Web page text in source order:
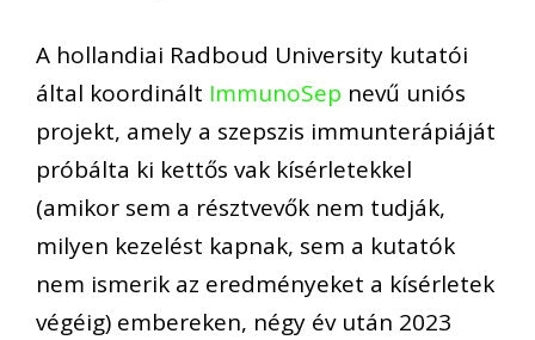
A hollandiai Radboud University kutatói
által koordinált ImmunoSep nevű uniós
projekt, amely a szepszis immunterápiáját
próbálta ki kettős vak kísérletekkel
(amikor sem a résztvevők nem tudják,
milyen kezelést kapnak, sem a kutatók
nem ismerik az eredményeket a kísérletek
végéig) embereken, négy év után 2023